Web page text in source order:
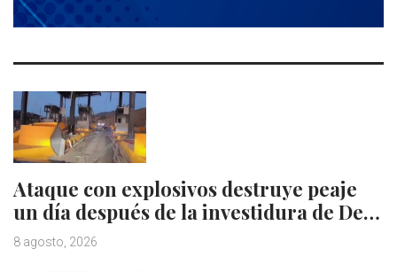
Ataque con explosivos destruye peaje
un día después de la investidura de De…
8 agosto, 2026